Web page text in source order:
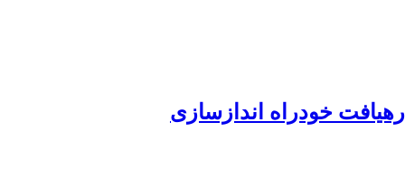
خودراه اندازسازی